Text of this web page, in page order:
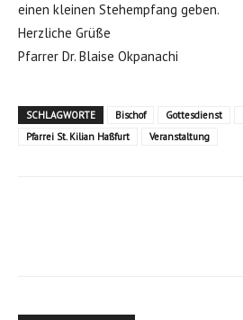
einen kleinen Stehempfang geben.
Herzliche Grüße
Pfarrer Dr. Blaise Okpanachi
SCHLAGWORTE Bischof Gottesdienst
Pfarrei St. Kilian Haßfurt
Veranstaltung